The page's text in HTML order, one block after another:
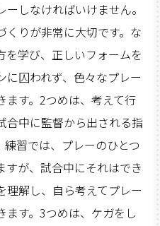
しなければいけません。
くりが非常に大切です。な
を学び、正しいフォームを
囚われず、色々なプレー
ます。2つめは、考えて行
合中に監督から出される指
習では、プレーのひとつ
すが、試合中にそれはでき
理解し、自ら考えてプレー
ます。3つめは、ケガをし